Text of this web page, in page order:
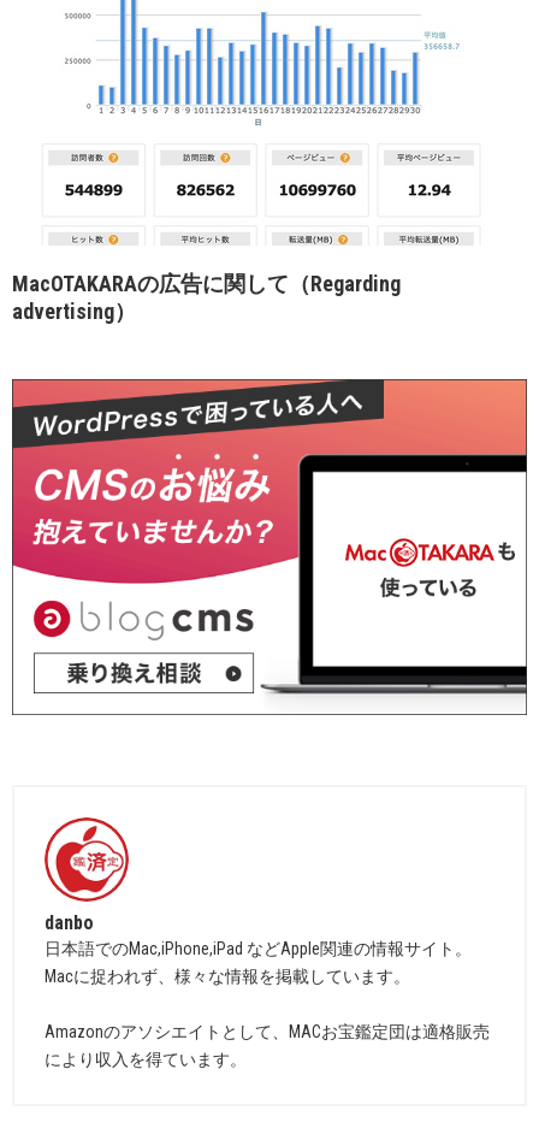
MacOTAKARAの広告に関して（Regarding
advertising）
danbo
日本語でのMac,iPhone,iPad などApple関連の情報サイト。
Macに捉われず、様々な情報を掲載しています。
Amazonのアソシエイトとして、MACお宝鑑定団は適格販売
により収入を得ています。